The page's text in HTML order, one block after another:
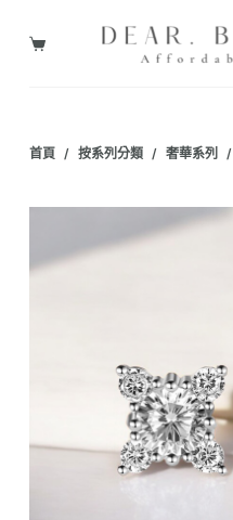
至
容
購
首頁 / 按系列分類 / 奢華系列 /